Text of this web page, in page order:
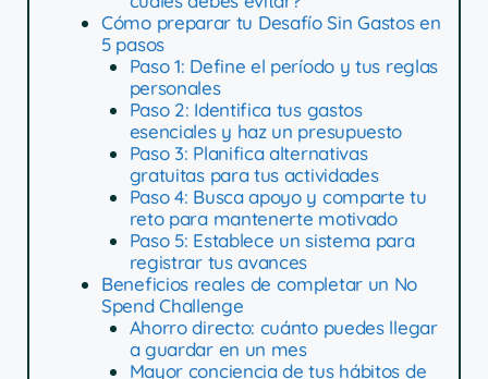
Cómo preparar tu Desafío Sin Gastos en
5 pasos
Paso 1: Define el período y tus reglas
personales
Paso 2: Identifica tus gastos
esenciales y haz un presupuesto
Paso 3: Planifica alternativas
gratuitas para tus actividades
Paso 4: Busca apoyo y comparte tu
reto para mantenerte motivado
Paso 5: Establece un sistema para
registrar tus avances
Beneficios reales de completar un No
Spend Challenge
Ahorro directo: cuánto puedes llegar
a guardar en un mes
Mayor conciencia de tus hábitos de